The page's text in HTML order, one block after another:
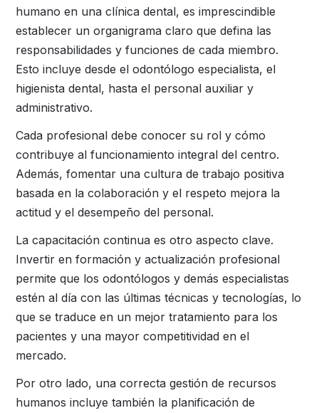
humano en una clínica dental, es imprescindible
establecer un organigrama claro que defina las
responsabilidades y funciones de cada miembro.
Esto incluye desde el odontólogo especialista, el
higienista dental, hasta el personal auxiliar y
administrativo.
Cada profesional debe conocer su rol y cómo
contribuye al funcionamiento integral del centro.
Además, fomentar una cultura de trabajo positiva
basada en la colaboración y el respeto mejora la
actitud y el desempeño del personal.
La capacitación continua es otro aspecto clave.
Invertir en formación y actualización profesional
permite que los odontólogos y demás especialistas
estén al día con las últimas técnicas y tecnologías, lo
que se traduce en un mejor tratamiento para los
pacientes y una mayor competitividad en el
mercado.
Por otro lado, una correcta gestión de recursos
humanos incluye también la planificación de